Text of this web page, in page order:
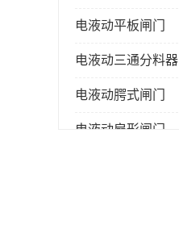
电液动平板闸门
电液动三通分料器
电液动腭式闸门
电液动扇形闸门